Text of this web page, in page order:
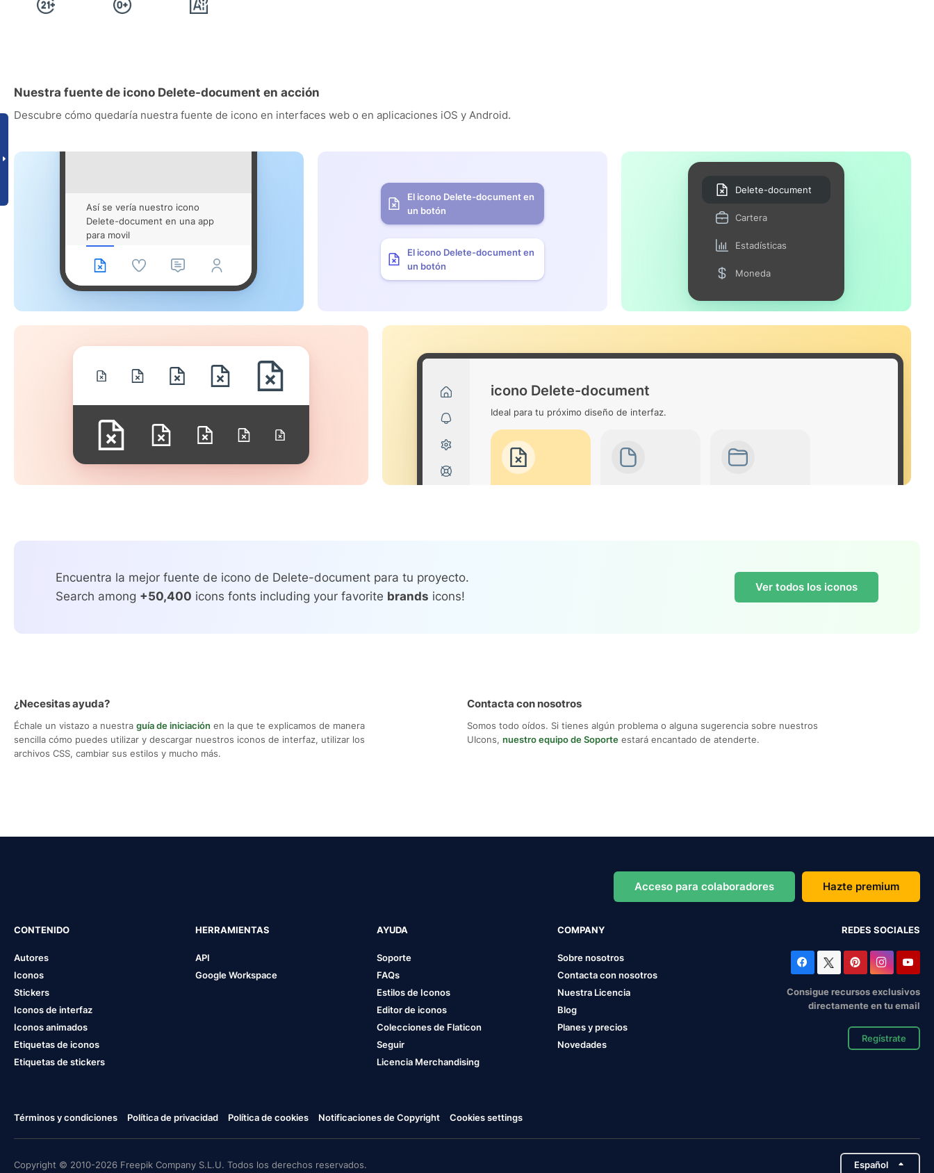
Nuestra fuente de icono Delete-document en acción
Descubre cómo quedaría nuestra fuente de icono en interfaces web o en aplicaciones iOS y Android.
Así se vería nuestro icono
Delete-document en una app
para movil
El icono Delete-document en
un botón
El icono Delete-document en
un botón
Delete-document
Cartera
Estadísticas
Moneda
icono Delete-document
Ideal para tu próximo diseño de interfaz.
Encuentra la mejor fuente de icono de Delete-document para tu proyecto.
Search among +50,400 icons fonts including your favorite brands icons!
Ver todos los iconos
¿Necesitas ayuda?
Échale un vistazo a nuestra guía de iniciación en la que te explicamos de manera
sencilla cómo puedes utilizar y descargar nuestros iconos de interfaz, utilizar los
archivos CSS, cambiar sus estilos y mucho más.
Contacta con nosotros
Somos todo oídos. Si tienes algún problema o alguna sugerencia sobre nuestros
UIcons, nuestro equipo de Soporte estará encantado de atenderte.
Acceso para colaboradores Hazte premium
CONTENIDO
Autores
Iconos
Stickers
Iconos de interfaz
Iconos animados
Etiquetas de iconos
Etiquetas de stickers
HERRAMIENTAS
API
Google Workspace
AYUDA
Soporte
FAQs
Estilos de Iconos
Editor de iconos
Colecciones de Flaticon
Seguir
Licencia Merchandising
COMPANY
Sobre nosotros
Contacta con nosotros
Nuestra Licencia
Blog
Planes y precios
Novedades
REDES SOCIALES
Consigue recursos exclusivos
directamente en tu email
Regístrate
Términos y condiciones Política de privacidad Política de cookies Notificaciones de Copyright Cookies settings
Copyright © 2010-2026 Freepik Company S.L.U. Todos los derechos reservados. Español